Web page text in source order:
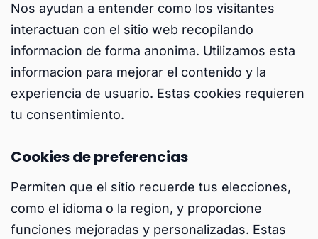
Nos ayudan a entender como los visitantes
interactuan con el sitio web recopilando
informacion de forma anonima. Utilizamos esta
informacion para mejorar el contenido y la
experiencia de usuario. Estas cookies requieren
tu consentimiento.
Cookies de preferencias
Permiten que el sitio recuerde tus elecciones,
como el idioma o la region, y proporcione
funciones mejoradas y personalizadas. Estas